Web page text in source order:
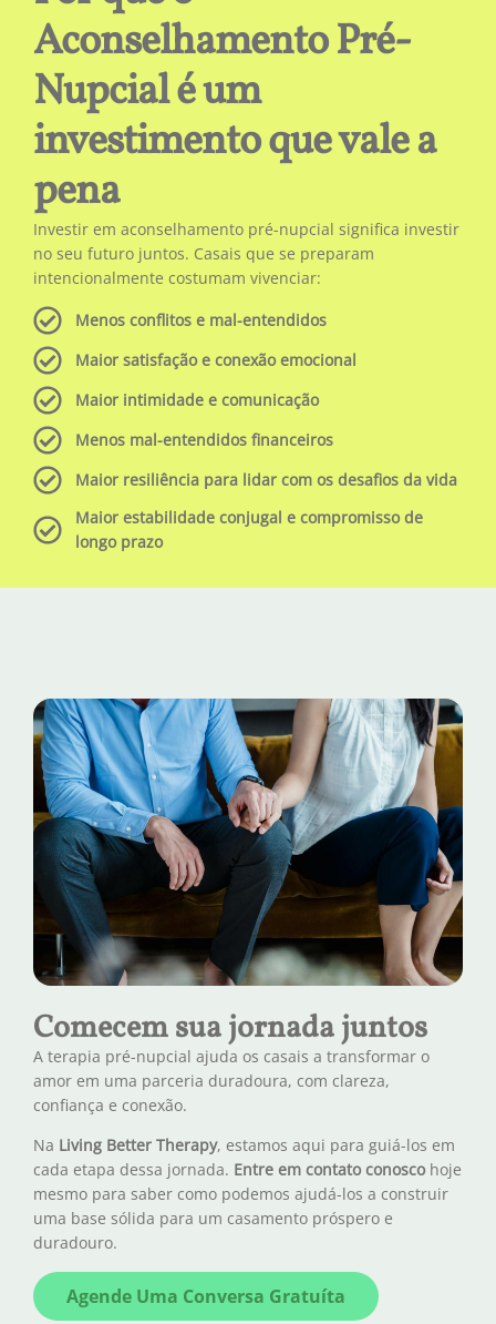
Aconselhamento Pré-
Nupcial é um
investimento que vale a
pena
Investir em aconselhamento pré-nupcial significa investir
no seu futuro juntos. Casais que se preparam
intencionalmente costumam vivenciar:
Menos conflitos e mal-entendidos
Maior satisfação e conexão emocional
Maior intimidade e comunicação
Menos mal-entendidos financeiros
Maior resiliência para lidar com os desafios da vida
Maior estabilidade conjugal e compromisso de
longo prazo
Comecem sua jornada juntos
A terapia pré-nupcial ajuda os casais a transformar o
amor em uma parceria duradoura, com clareza,
confiança e conexão.
Na Living Better Therapy, estamos aqui para guiá-los em
cada etapa dessa jornada. Entre em contato conoscohoje
mesmo para saber como podemos ajudá-los a construir
uma base sólida para um casamento próspero e
duradouro.
Agende Uma Conversa Gratuíta